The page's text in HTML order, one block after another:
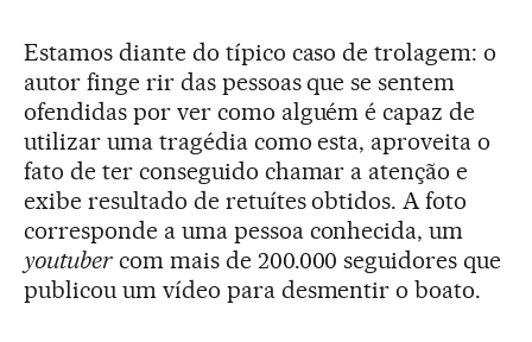
Estamos diante do típico caso de trolagem: o
autor finge rir das pessoas que se sentem
ofendidas por ver como alguém é capaz de
utilizar uma tragédia como esta, aproveita o
fato de ter conseguido chamar a atenção e
exibe resultado de retuítes obtidos. A foto
corresponde a uma pessoa conhecida, um
youtubercom mais de 200.000 seguidores que
publicou um vídeo para desmentir o boato.